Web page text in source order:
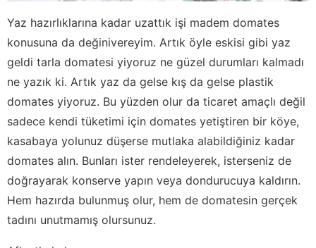
Yaz hazırlıklarına kadar uzattık işi madem domates
konusuna da değinivereyim. Artık öyle eskisi gibi yaz
geldi tarla domatesi yiyoruz ne güzel durumları kalmadı
ne yazık ki. Artık yaz da gelse kış da gelse plastik
domates yiyoruz. Bu yüzden olur da ticaret amaçlı değil
sadece kendi tüketimi için domates yetiştiren bir köye,
kasabaya yolunuz düşerse mutlaka alabildiğiniz kadar
domates alın. Bunları ister rendeleyerek, isterseniz de
doğrayarak konserve yapın veya dondurucuya kaldırın.
Hem hazırda bulunmuş olur, hem de domatesin gerçek
tadını unutmamış olursunuz.